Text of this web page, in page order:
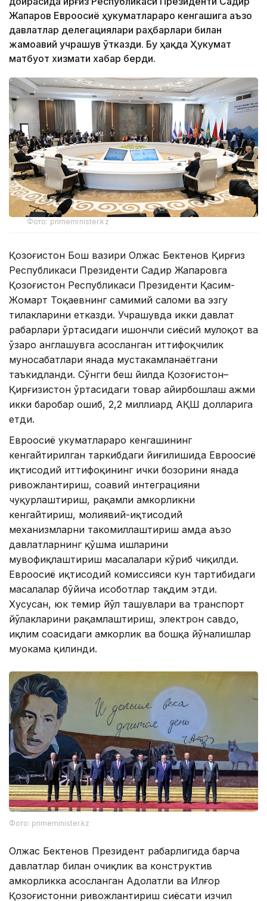
Жапаров Евроосиё ҳукуматлараро кенгашига аъзо
давлатлар делегациялари раҳбарлари билан
жамоавий учрашув ўтказди. Бу ҳақда Ҳукумат
матбуот хизмати хабар берди.
Фото: primeminister.kz
Қозоғистон Бош вазири Олжас Бектенов Қирғиз
Республикаси Президенти Садир Жапаровга
Қозоғистон Республикаси Президенти Қасим-
Жомарт Тоқаевнинг самимий саломи ва эзгу
тилакларини етказди. Учрашувда икки давлат
раҳбарлари ўртасидаги ишончли сиёсий мулоқот ва
ўзаро англашувга асосланган иттифоқчилик
муносабатлари янада мустаҳкамланаётгани
таъкидланди. Сўнгги беш йилда Қозоғистон–
Қирғизистон ўртасидаги товар айирбошлаш ҳажми
икки баробар ошиб, 2,2 миллиард АҚШ долларига
етди.
Евроосиё ҳукуматлараро кенгашининг
кенгайтирилган таркибдаги йиғилишида Евроосиё
иқтисодий иттифоқининг ички бозорини янада
ривожлантириш, соҳавий интеграцияни
чуқурлаштириш, рақамли ҳамкорликни
кенгайтириш, молиявий-иқтисодий
механизмларни такомиллаштириш ҳамда аъзо
давлатларнинг қўшма ишларини
мувофиқлаштириш масалалари кўриб чиқилди.
Евроосиё иқтисодий комиссияси кун тартибидаги
масалалар бўйича ҳисоботлар тақдим этди.
Хусусан, юк темир йўл ташувлари ва транспорт
йўлакларини рақамлаштириш, электрон савдо,
иқлим соҳасидаги ҳамкорлик ва бошқа йўналишлар
муҳокама қилинди.
Фото: primeminister.kz
Олжас Бектенов Президент раҳбарлигида барча
давлатлар билан очиқлик ва конструктив
ҳамкорликка асосланган Адолатли ва Илғор
Қозоғистонни ривожлантириш сиёсати изчил